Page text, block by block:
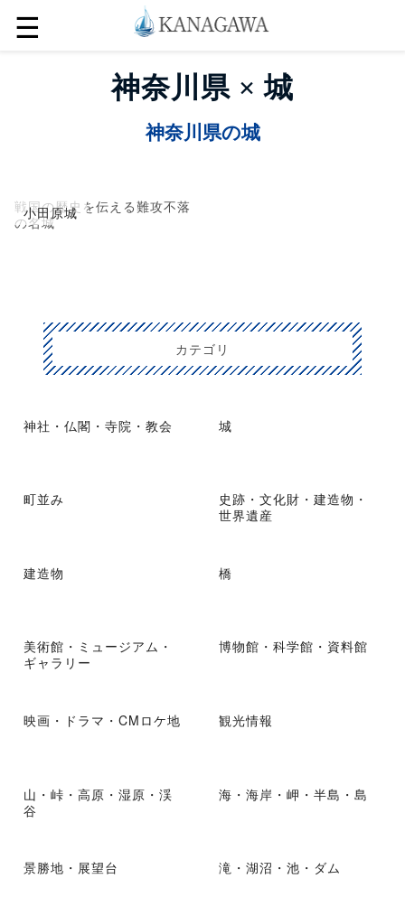
☰
神奈川県 × 城
神奈川県の城
小田原城
戦国の歴史を伝える難攻不落
の名城
カテゴリ
神社・仏閣・寺院・教会 城
町並み
史跡・文化財・建造物・
世界遺産
建造物 橋
美術館・ミュージアム・
ギャラリー
博物館・科学館・資料館
映画・ドラマ・CMロケ地 観光情報
山・峠・高原・湿原・渓
谷
海・海岸・岬・半島・島
景勝地・展望台 滝・湖沼・池・ダム